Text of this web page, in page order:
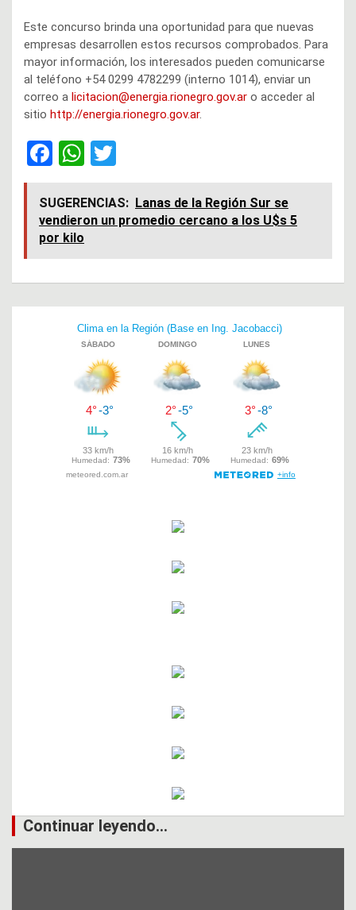
Este concurso brinda una oportunidad para que nuevas
empresas desarrollen estos recursos comprobados. Para
mayor información, los interesados pueden comunicarse
al teléfono +54 0299 4782299 (interno 1014), enviar un
correo a licitacion@energia.rionegro.gov.ar o acceder al
sitio http://energia.rionegro.gov.ar.
F
a
ce
b
o
o
k
W
h
at
s
A
p
p
wi
tt
er
SUGERENCIAS: Lanas de la Región Sur se
vendieron un promedio cercano a los U$s 5
por kilo
entradas
Continuar leyendo...